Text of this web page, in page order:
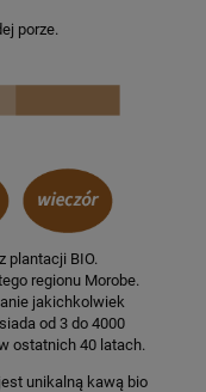
porze.
plantacji BIO.
regionu Morobe.
jakichkolwiek
od 3 do 4000
ostatnich 40 latach.
unikalną kawą bio